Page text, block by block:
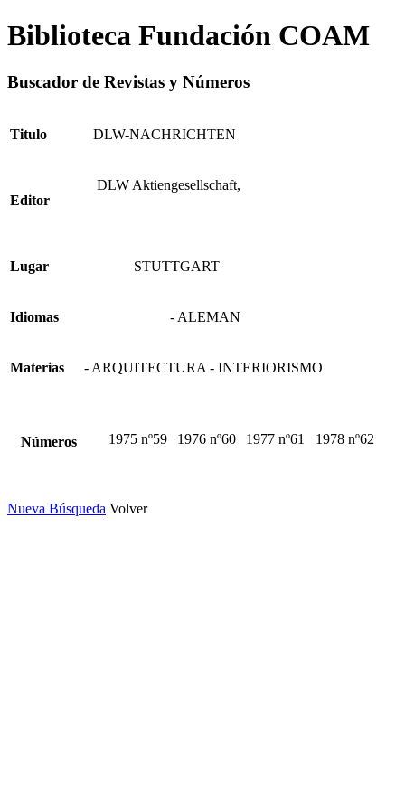
Biblioteca Fundación COAM
Buscador de Revistas y Números
Titulo DLW-NACHRICHTEN
Editor
DLW Aktiengesellschaft,
Lugar STUTTGART
Idiomas - ALEMAN
Materias - ARQUITECTURA - INTERIORISMO
Números 1975 nº59 1976 nº60 1977 nº61 1978 nº62
Nueva Búsqueda Volver